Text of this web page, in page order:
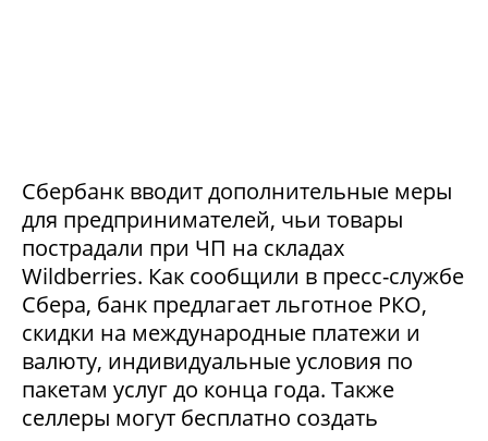
Сбербанк вводит дополнительные меры
для предпринимателей, чьи товары
пострадали при ЧП на складах
Wildberries. Как сообщили в пресс-службе
Сбера, банк предлагает льготное РКО,
скидки на международные платежи и
валюту, индивидуальные условия по
пакетам услуг до конца года. Также
селлеры могут бесплатно создать